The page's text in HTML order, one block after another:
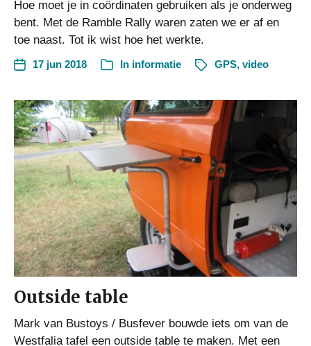
Hoe moet je in coördinaten gebruiken als je onderweg
bent. Met de Ramble Rally waren zaten we er af en
toe naast. Tot ik wist hoe het werkte.
17 jun 2018 In informatie GPS, video
Outside table
Mark van Bustoys / Busfever bouwde iets om van de
Westfalia tafel een outside table te maken. Met een